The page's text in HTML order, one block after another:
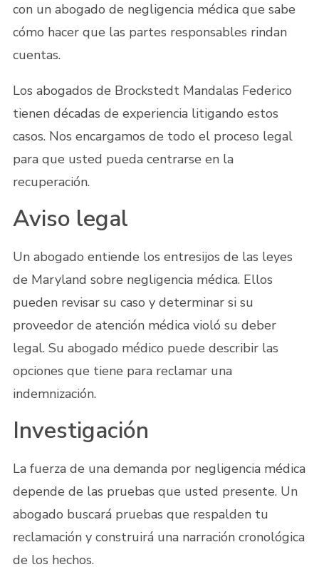
con un abogado de negligencia médica que sabe
cómo hacer que las partes responsables rindan
cuentas.
Los abogados de Brockstedt Mandalas Federico
tienen décadas de experiencia litigando estos
casos. Nos encargamos de todo el proceso legal
para que usted pueda centrarse en la
recuperación.
Aviso legal
Un abogado entiende los entresijos de las leyes
de Maryland sobre negligencia médica. Ellos
pueden revisar su caso y determinar si su
proveedor de atención médica violó su deber
legal. Su abogado médico puede describir las
opciones que tiene para reclamar una
indemnización.
Investigación
La fuerza de una demanda por negligencia médica
depende de las pruebas que usted presente. Un
abogado buscará pruebas que respalden tu
reclamación y construirá una narración cronológica
de los hechos.